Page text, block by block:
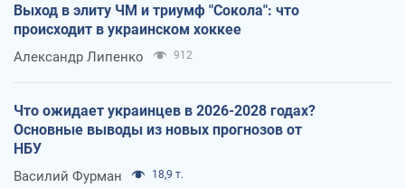
Выход в элиту ЧМ и триумф "Сокола": что
происходит в украинском хоккее
Александр Липенко 912
Что ожидает украинцев в 2026-2028 годах?
Основные выводы из новых прогнозов от
НБУ
Василий Фурман 18,9 т.